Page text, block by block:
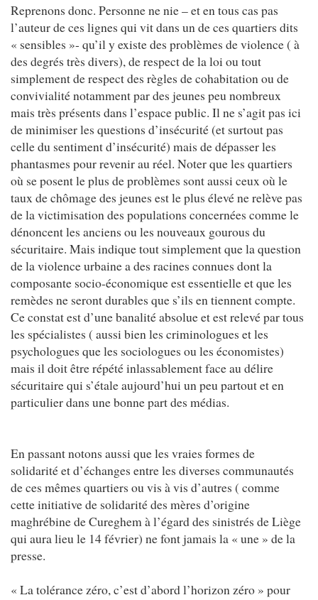
Reprenons donc. Personne ne nie – et en tous cas pas
l’auteur de ces lignes qui vit dans un de ces quartiers dits
« sensibles »- qu’il y existe des problèmes de violence ( à
des degrés très divers), de respect de la loi ou tout
simplement de respect des règles de cohabitation ou de
convivialité notamment par des jeunes peu nombreux
mais très présents dans l’espace public. Il ne s’agit pas ici
de minimiser les questions d’insécurité (et surtout pas
celle du sentiment d’insécurité) mais de dépasser les
phantasmes pour revenir au réel. Noter que les quartiers
où se posent le plus de problèmes sont aussi ceux où le
taux de chômage des jeunes est le plus élevé ne relève pas
de la victimisation des populations concernées comme le
dénoncent les anciens ou les nouveaux gourous du
sécuritaire. Mais indique tout simplement que la question
de la violence urbaine a des racines connues dont la
composante socio-économique est essentielle et que les
remèdes ne seront durables que s’ils en tiennent compte.
Ce constat est d’une banalité absolue et est relevé par tous
les spécialistes ( aussi bien les criminologues et les
psychologues que les sociologues ou les économistes)
mais il doit être répété inlassablement face au délire
sécuritaire qui s’étale aujourd’hui un peu partout et en
particulier dans une bonne part des médias.
En passant notons aussi que les vraies formes de
solidarité et d’échanges entre les diverses communautés
de ces mêmes quartiers ou vis à vis d’autres ( comme
cette initiative de solidarité des mères d’origine
maghrébine de Cureghem à l’égard des sinistrés de Liège
qui aura lieu le 14 février) ne font jamais la « une » de la
presse.
« La tolérance zéro, c’est d’abord l’horizon zéro » pour